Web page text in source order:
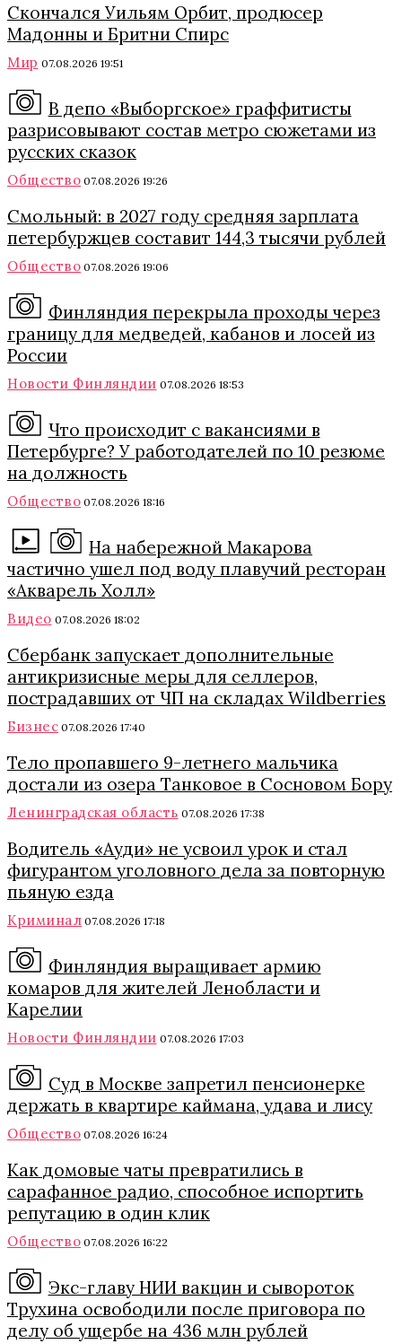
Скончался Уильям Орбит, продюсер
Мадонны и Бритни Спирс
Мир 07.08.2026 19:51
В депо «Выборгское» граффитисты
разрисовывают состав метро сюжетами из
русских сказок
Общество 07.08.2026 19:26
Смольный: в 2027 году средняя зарплата
петербуржцев составит 144,3 тысячи рублей
Общество 07.08.2026 19:06
Финляндия перекрыла проходы через
границу для медведей, кабанов и лосей из
России
Новости Финляндии 07.08.2026 18:53
Что происходит с вакансиями в
Петербурге? У работодателей по 10 резюме
на должность
Общество 07.08.2026 18:16
На набережной Макарова
частично ушел под воду плавучий ресторан
«Акварель Холл»
Видео 07.08.2026 18:02
Сбербанк запускает дополнительные
антикризисные меры для селлеров,
пострадавших от ЧП на складах Wildberries
Бизнес 07.08.2026 17:40
Тело пропавшего 9-летнего мальчика
достали из озера Танковое в Сосновом Бору
Ленинградская область 07.08.2026 17:38
Водитель «Ауди» не усвоил урок и стал
фигурантом уголовного дела за повторную
пьяную езда
Криминал 07.08.2026 17:18
Финляндия выращивает армию
комаров для жителей Ленобласти и
Карелии
Новости Финляндии 07.08.2026 17:03
Суд в Москве запретил пенсионерке
держать в квартире каймана, удава и лису
Общество 07.08.2026 16:24
Как домовые чаты превратились в
сарафанное радио, способное испортить
репутацию в один клик
Общество 07.08.2026 16:22
Экс-главу НИИ вакцин и сывороток
Трухина освободили после приговора по
делу об ущербе на 436 млн рублей